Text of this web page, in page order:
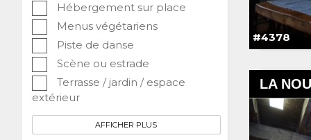
Hébergement sur place
Menus végétariens
Piste de danse
Scène ou estrade
Terrasse / jardin / espace
extérieur
AFFICHER PLUS
#4378
LA